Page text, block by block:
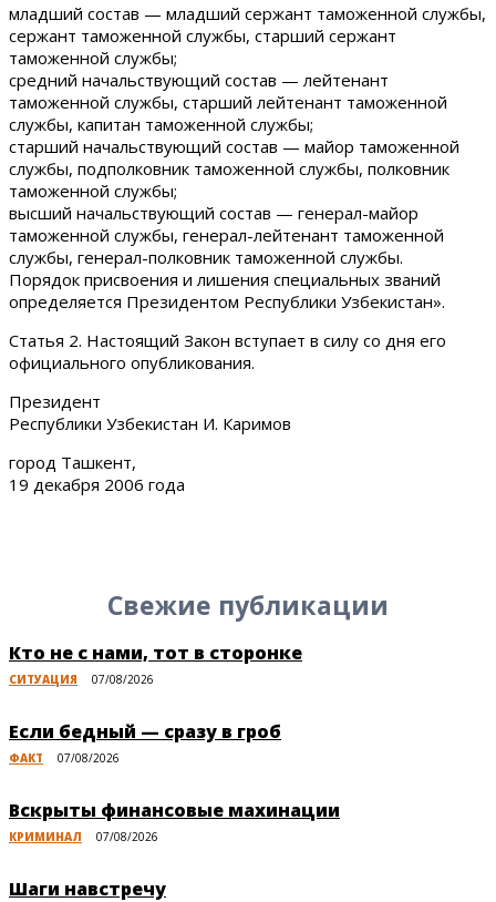
младший состав — младший сержант таможенной службы,
сержант таможенной службы, старший сержант
таможенной службы;
средний начальствующий состав — лейтенант
таможенной службы, старший лейтенант таможенной
службы, капитан таможенной службы;
старший начальствующий состав — майор таможенной
службы, подполковник таможенной службы, полковник
таможенной службы;
высший начальствующий состав — генерал-майор
таможенной службы, генерал-лейтенант таможенной
службы, генерал-полковник таможенной службы.
Порядок присвоения и лишения специальных званий
определяется Президентом Республики Узбекистан».
Статья 2. Настоящий Закон вступает в силу со дня его
официального опубликования.
Президент
Республики Узбекистан И. Каримов
город Ташкент,
19 декабря 2006 года
Свежие публикации
Кто не с нами, тот в сторонке
СИТУАЦИЯ 07/08/2026
Если бедный — сразу в гроб
ФАКТ 07/08/2026
Вскрыты финансовые махинации
КРИМИНАЛ 07/08/2026
Шаги навстречу